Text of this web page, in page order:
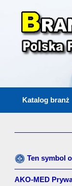
Katalog branż
Ten symbol
AKO-MED